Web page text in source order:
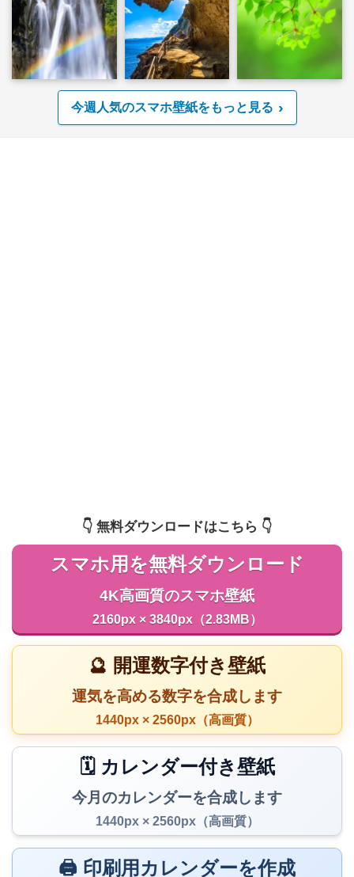
今週人気のスマホ壁紙をもっと見る
👇️ 無料ダウンロードはこちら 👇️
スマホ用を無料ダウンロード
4K高画質のスマホ壁紙
2160px × 3840px（2.83MB）
🔮 開運数字付き壁紙
運気を高める数字を合成します
1440px × 2560px（高画質）
🗓️ カレンダー付き壁紙
今月のカレンダーを合成します
1440px × 2560px（高画質）
🖨️ 印刷用カレンダーを作成